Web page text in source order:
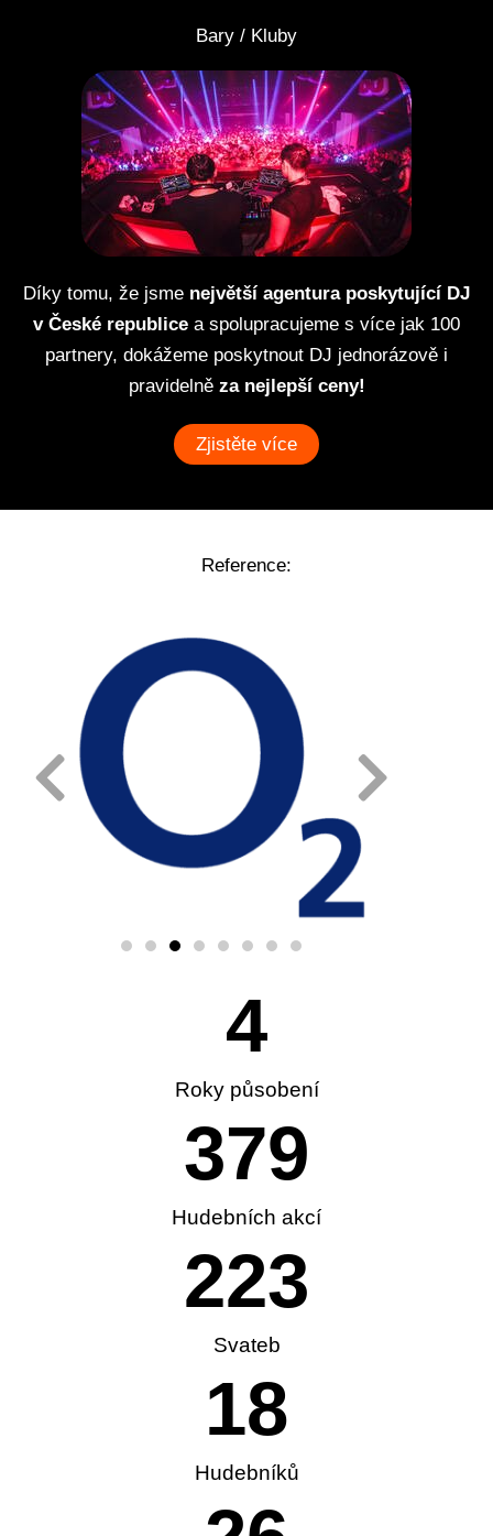
Bary / Kluby
Díky tomu, že jsme největší agentura poskytující DJ
v České republice a spolupracujeme s více jak 100
partnery, dokážeme poskytnout DJ jednorázově i
pravidelně za nejlepší ceny!
Zjistěte více
Reference:
Roky působení
4
Hudebních akcí
379
Svateb
223
Hudebníků
18